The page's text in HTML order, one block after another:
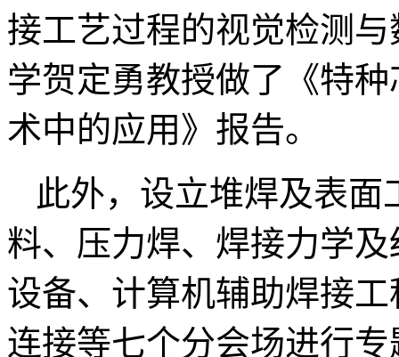
接工艺过程的视觉检测
学贺定勇教授做了《特
术中的应用》报告。
此外，设立堆焊及表
料、压力焊、焊接力学
设备、计算机辅助焊接
连接等七个分会场进行